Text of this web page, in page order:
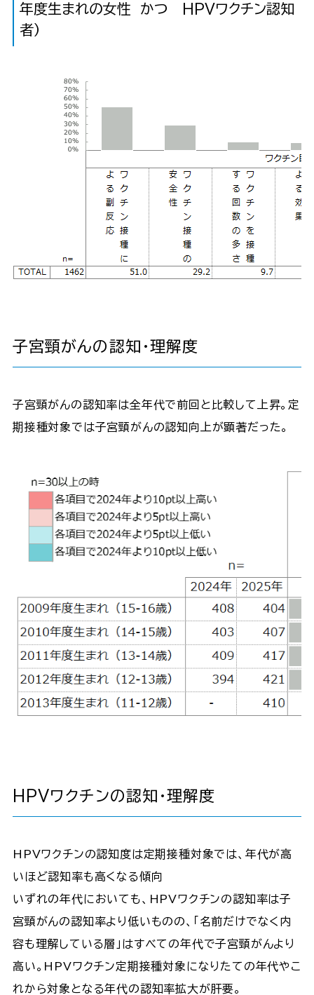
年度生まれの女性 かつ HPVワクチン認知
者）
子宮頸がんの認知・理解度
子宮頸がんの認知率は全年代で前回と比較して上昇。定
期接種対象では子宮頸がんの認知向上が顕著だった。
HPVワクチンの認知・理解度
HPVワクチンの認知度は定期接種対象では、年代が高
いほど認知率も高くなる傾向
いずれの年代においても、HPVワクチンの認知率は子
宮頸がんの認知率より低いものの、「名前だけでなく内
容も理解している層」はすべての年代で子宮頸がんより
高い。HPVワクチン定期接種対象になりたての年代やこ
れから対象となる年代の認知率拡大が肝要。